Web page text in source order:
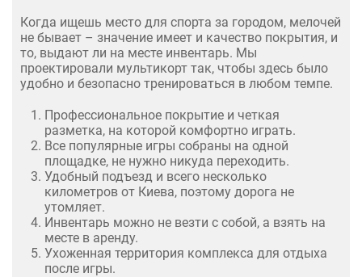
Когда ищешь место для спорта за городом, мелочей
не бывает – значение имеет и качество покрытия, и
то, выдают ли на месте инвентарь. Мы
проектировали мультикорт так, чтобы здесь было
удобно и безопасно тренироваться в любом темпе.
Профессиональное покрытие и четкая
разметка, на которой комфортно играть.
Все популярные игры собраны на одной
площадке, не нужно никуда переходить.
Удобный подъезд и всего несколько
километров от Киева, поэтому дорога не
утомляет.
Инвентарь можно не везти с собой, а взять на
месте в аренду.
Ухоженная территория комплекса для отдыха
после игры.